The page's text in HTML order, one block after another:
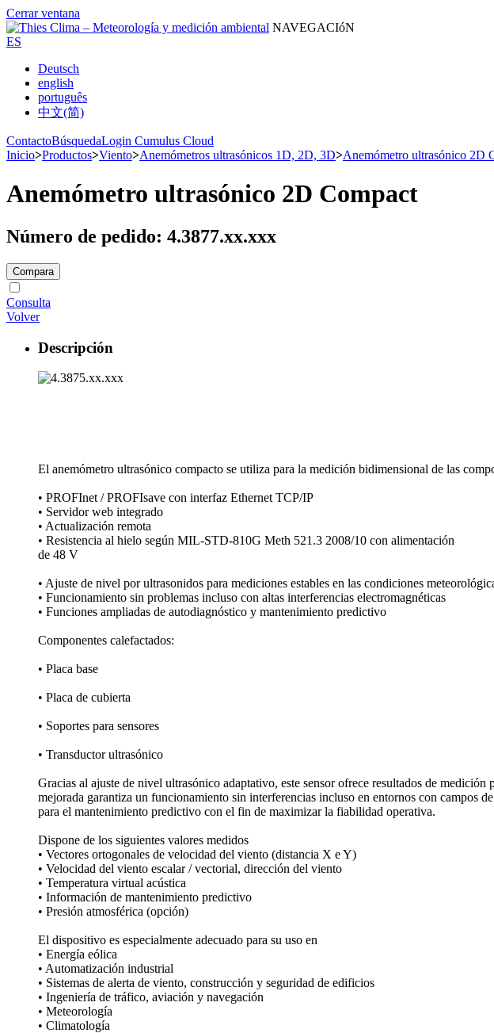
Cerrar ventana
NAVEGACIóN
ES
Deutsch
english
português
中文(简)
ContactoBúsquedaLogin Cumulus Cloud
Inicio>Productos>Viento>Anemómetros ultrasónicos 1D, 2D, 3D>Anemómetro ultrasónico 2D
Anemómetro ultrasónico 2D Compact
Número de pedido: 4.3877.xx.xxx
Compara
Consulta
Volver
Descripción
El anemómetro ultrasónico compacto se utiliza para la medición bidimensional de las
• PROFInet /­ PROFIsave con interfaz Ethernet TCP/­IP
• Servidor web integrado
• Actualización remota
• Resistencia al hielo según MIL-STD-810G Meth 521.3 2008/­10 con alimentación
de 48 V
• Ajuste de nivel por ultrasonidos para mediciones estables en las condiciones
• Funcionamiento sin problemas incluso con altas interferencias electromagnéticas
• Funciones ampliadas de autodiagnóstico y mantenimiento predictivo
Componentes calefactados:
• Placa base
• Placa de cubierta
• Soportes para sensores
• Transductor ultrasónico
Gracias al ajuste de nivel ultrasónico adaptativo, este sensor ofrece resultados de
mejorada garantiza un funcionamiento sin interferencias incluso en entornos con campos
para el mantenimiento predictivo con el fin de maximizar la fiabilidad operativa.
Dispone de los siguientes valores medidos
• Vectores ortogonales de velocidad del viento (distancia X e Y)
• Velocidad del viento escalar /­ vectorial, dirección del viento
• Temperatura virtual acústica
• Información de mantenimiento predictivo
• Presión atmosférica (opción)
El dispositivo es especialmente adecuado para su uso en
• Energía eólica
• Automatización industrial
• Sistemas de alerta de viento, construcción y seguridad de edificios
• Ingeniería de tráfico, aviación y navegación
• Meteorología
• Climatología